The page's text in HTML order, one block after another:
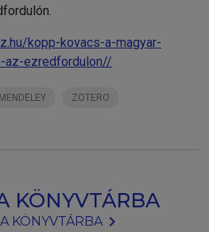
kopp-kovacs-a-magyar-
az-ezredfordulon//
MENDELEY ZOTERO
KÖNYVTÁRBA
KÖNYVTÁRBAchevron_right